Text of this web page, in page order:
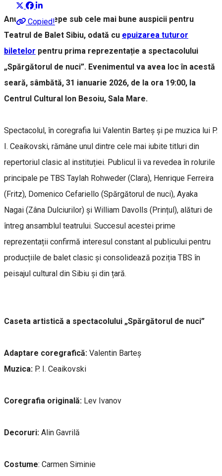
Copied!
Anul 2026 începe sub cele mai bune auspicii pentru
Teatrul de Balet Sibiu, odată cu epuizarea tuturor
biletelor pentru prima reprezentație a spectacolului
„Spărgătorul de nuci”. Evenimentul va avea loc în acestă
seară, sâmbătă, 31 ianuarie 2026, de la ora 19:00, la
Centrul Cultural Ion Besoiu, Sala Mare.
Spectacolul, în coregrafia lui Valentin Barteș și pe muzica lui P.
I. Ceaikovski, rămâne unul dintre cele mai iubite titluri din
repertoriul clasic al instituției. Publicul îi va revedea în rolurile
principale pe TBS Taylah Rohweder (Clara), Henrique Ferreira
(Fritz), Domenico Cefariello (Spărgătorul de nuci), Ayaka
Nagai (Zâna Dulciurilor) și William Davolls (Prințul), alături de
întreg ansamblul teatrului. Succesul acestei prime
reprezentații confirmă interesul constant al publicului pentru
producțiile de balet clasic și consolidează poziția TBS în
peisajul cultural din Sibiu și din țară.
Caseta artistică a spectacolului „Spărgătorul de nuci”
Adaptare coregrafică: Valentin Barteș
Muzica: P. I. Ceaikovski
Coregrafia originală: Lev Ivanov
Decoruri: Alin Gavrilă
Costume: Carmen Siminie